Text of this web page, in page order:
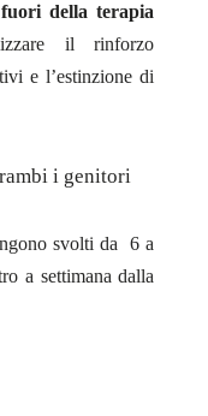
della terapia
il rinforzo
e l’estinzione di
i genitori
svolti da 6 a
a settimana dalla